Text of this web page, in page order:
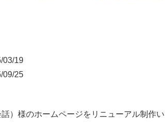
03/19
09/25
）様のホームページをリニューアル制作い